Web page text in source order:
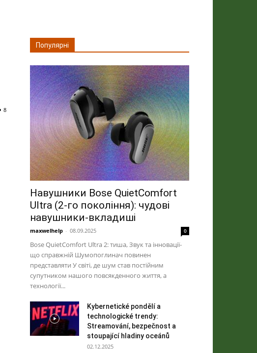
8
Популярні
Навушники Bose QuietComfort
Ultra (2-го покоління): чудові
навушники-вкладиші
maxwelhelp - 08.09.2025 0
Bose QuietComfort Ultra 2: тиша, Звук та інновації-
що справжній Шумопоглинач повинен
представляти У світі, де шум став постійним
супутником нашого повсякденного життя, а
технології...
Kybernetické pondělí a
technologické trendy:
Streamování, bezpečnost a
stoupající hladiny oceánů
02.12.2025